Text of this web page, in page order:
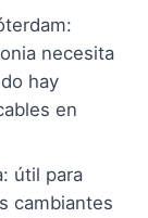
necesita
hay
en
útil para
cambiantes